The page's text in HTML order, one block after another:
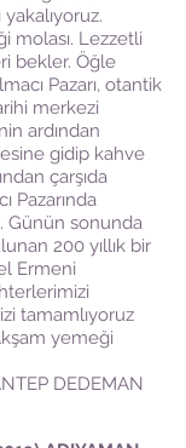
molası. Lezzetli
bekler. Öğle
Pazarı, otantik
merkezi
ardından
gidip kahve
çarşıda
Pazarında
Günün sonunda
200 yıllık bir
Ermeni
tamamlıyoruz
yemeği
DEDEMAN